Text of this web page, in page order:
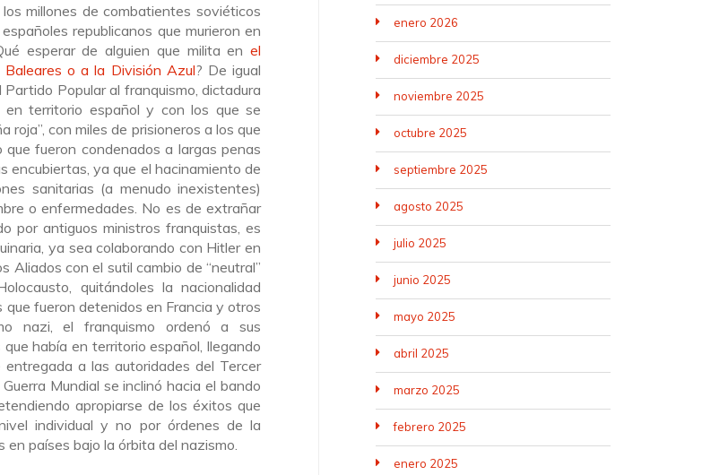
millones de combatientes soviéticos
republicanos que murieron en
esperar de alguien que milita en el
o a la División Azul? De igual
Popular al franquismo, dictadura
territorio español y con los que se
con miles de prisioneros a los que
fueron condenados a largas penas
encubiertas, ya que el hacinamiento de
sanitarias (a menudo inexistentes)
o enfermedades. No es de extrañar
por antiguos ministros franquistas, es
ya sea colaborando con Hitler en
Aliados con el sutil cambio de “neutral”
quitándoles la nacionalidad
fueron detenidos en Francia y otros
nazi, el franquismo ordenó a sus
había en territorio español, llegando
a las autoridades del Tercer
Mundial se inclinó hacia el bando
apropiarse de los éxitos que
individual y no por órdenes de la
países bajo la órbita del nazismo.
enero 2026
diciembre 2025
noviembre 2025
octubre 2025
septiembre 2025
agosto 2025
julio 2025
junio 2025
mayo 2025
abril 2025
marzo 2025
febrero 2025
enero 2025